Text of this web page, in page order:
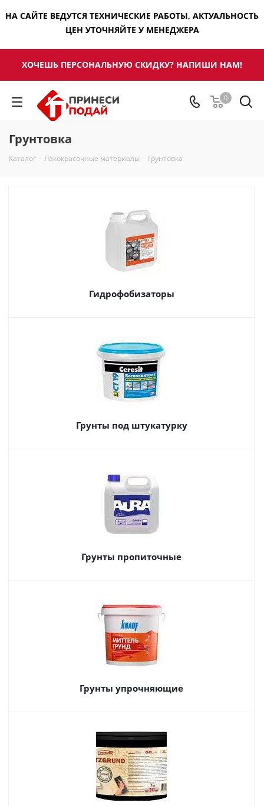
НА САЙТЕ ВЕДУТСЯ ТЕХНИЧЕСКИЕ РАБОТЫ, АКТУАЛЬНОСТЬ
ЦЕН УТОЧНЯЙТЕ У МЕНЕДЖЕРА
ХОЧЕШЬ ПЕРСОНАЛЬНУЮ СКИДКУ? НАПИШИ НАМ!
0
Грунтовка
Каталог - Лакокрасочные материалы - Грунтовка
Гидрофобизаторы
Грунты под штукатурку
Грунты пропиточные
Грунты упрочняющие